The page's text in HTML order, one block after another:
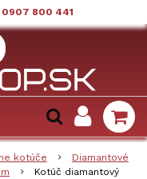
0907 800 441
kotúče
Diamantové
Kotúč diamantový